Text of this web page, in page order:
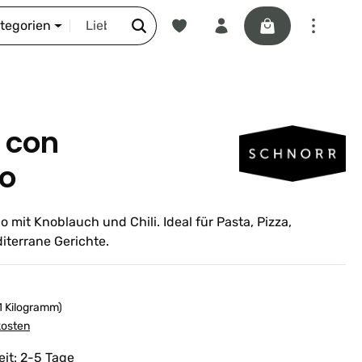
SCHNORR-STORY
Du hast 0 Produkte auf dem
Warenkorb
mit Knoblauch und Chili. Ideal für Pasta, Pizza,
Gerichte.
Kilogramm)
2-5 Tage